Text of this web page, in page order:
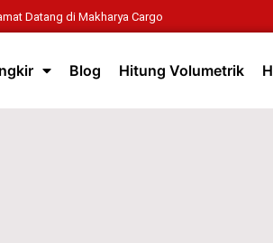
Datang di Makharya Cargo
Blog Hitung Volumetrik